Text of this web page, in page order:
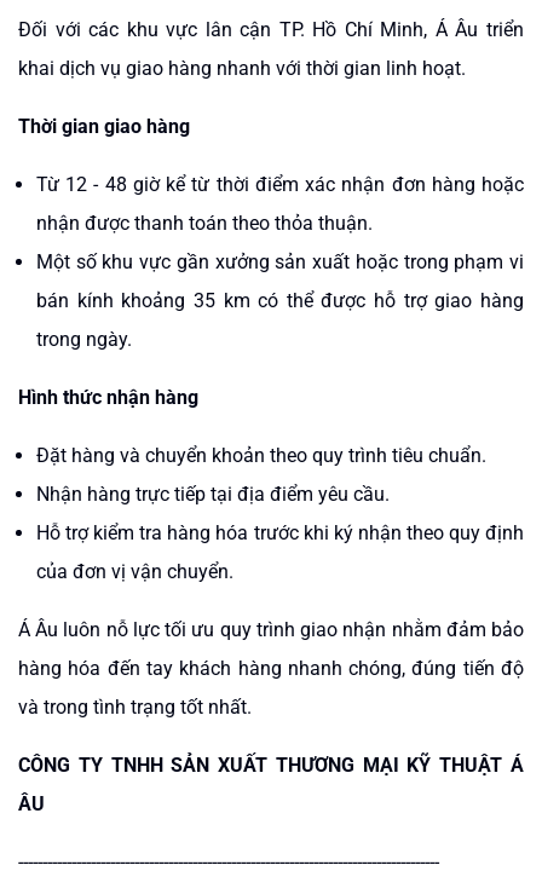
Đối với các khu vực lân cận TP. Hồ Chí Minh, Á Âu triển
khai dịch vụ giao hàng nhanh với thời gian linh hoạt.
Thời gian giao hàng
Từ 12 - 48 giờ kể từ thời điểm xác nhận đơn hàng hoặc
nhận được thanh toán theo thỏa thuận.
Một số khu vực gần xưởng sản xuất hoặc trong phạm vi
bán kính khoảng 35 km có thể được hỗ trợ giao hàng
trong ngày.
Hình thức nhận hàng
Đặt hàng và chuyển khoản theo quy trình tiêu chuẩn.
Nhận hàng trực tiếp tại địa điểm yêu cầu.
Hỗ trợ kiểm tra hàng hóa trước khi ký nhận theo quy định
của đơn vị vận chuyển.
Á Âu luôn nỗ lực tối ưu quy trình giao nhận nhằm đảm bảo
hàng hóa đến tay khách hàng nhanh chóng, đúng tiến độ
và trong tình trạng tốt nhất.
CÔNG TY TNHH SẢN XUẤT THƯƠNG MẠI KỸ THUẬT Á
ÂU
---------------------------------------------------------------------------------------